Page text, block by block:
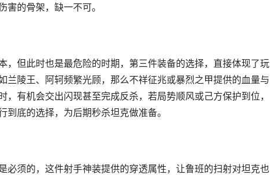
的骨架，缺一不可。
，但此时也是最危险的时期，第三件装备的选择，直接体现了玩
兰陵王、阿轲频繁光顾，那么不祥征兆或暴烈之甲提供的血量与
有机会交出闪现甚至完成反杀，若局势顺风或己方保护到位，
底的选择，为后期秒杀坦克做准备。
必须的，这件射手神装提供的穿透属性，让鲁班的扫射对坦克也